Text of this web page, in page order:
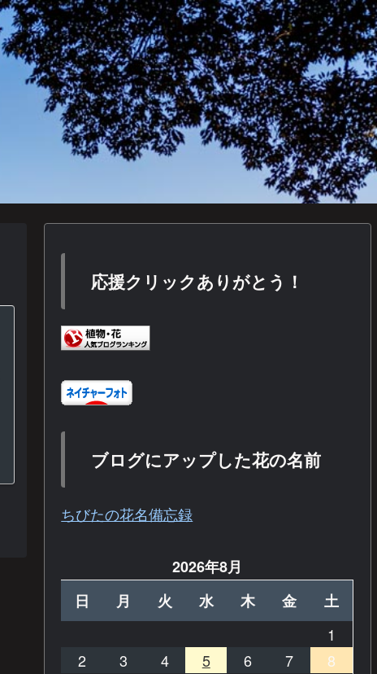
応援クリックありがとう！
ブログにアップした花の名前
ちびたの花名備忘録
2026年8月
日
月 火 水 木 金
土
1
2
3 4 5 6 7
8